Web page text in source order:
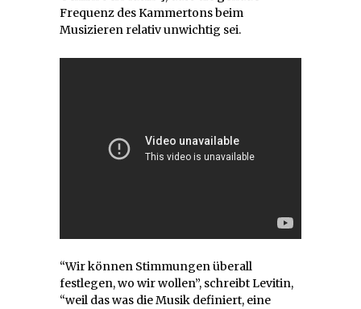
Frequenz des Kammertons beim
Musizieren relativ unwichtig sei.
“Wir können Stimmungen überall
festlegen, wo wir wollen”, schreibt Levitin,
“weil das was die Musik definiert, eine